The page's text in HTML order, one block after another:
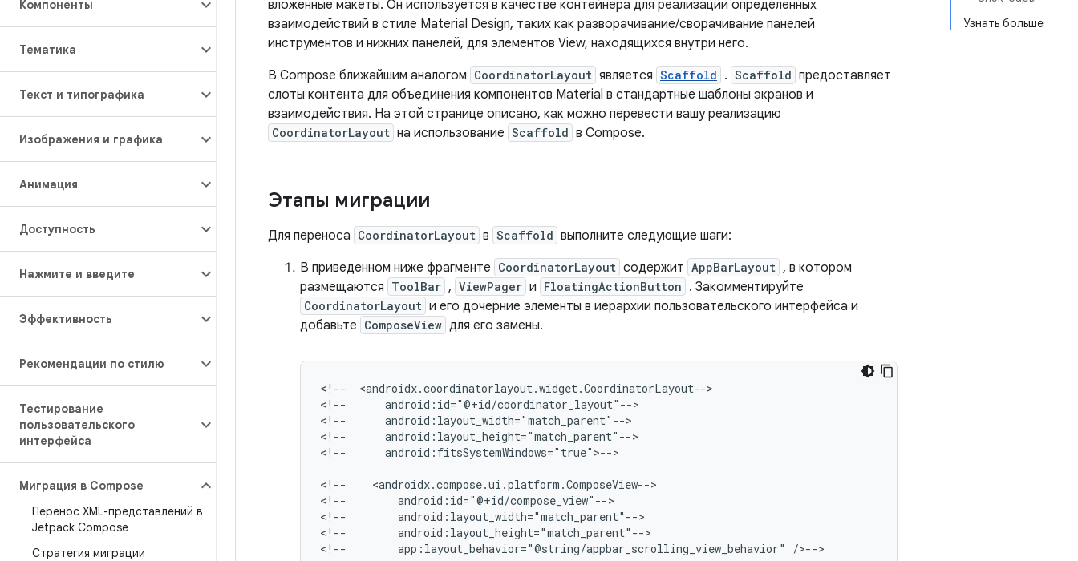
Компоненты
Тематика
Текст и типографика
Изображения и графика
Анимация
Доступность
Нажмите и введите
Эффективность
Рекомендации по стилю
Тестирование
пользовательского
интерфейса
Миграция в Compose
Перенос XML-представлений в
Jetpack Compose
Стратегия миграции
Узнать больше
вложенные макеты. Он используется в качестве контейнера для реализации определенных
взаимодействий в стиле Material Design, таких как разворачивание/сворачивание панелей
инструментов и нижних панелей, для элементов View, находящихся внутри него.
В Compose ближайшим аналогом CoordinatorLayout является Scaffold . Scaffold предоставляет
слоты контента для объединения компонентов Material в стандартные шаблоны экранов и
взаимодействия. На этой странице описано, как можно перевести вашу реализацию
CoordinatorLayout на использование Scaffold в Compose.
Этапы миграции
Для переноса CoordinatorLayout в Scaffold выполните следующие шаги:
В приведенном ниже фрагменте CoordinatorLayout содержит AppBarLayout , в котором
размещаются ToolBar , ViewPager и FloatingActionButton . Закомментируйте
CoordinatorLayout и его дочерние элементы в иерархии пользовательского интерфейса и
добавьте ComposeView для его замены.
<!--
<androidx.coordinatorlayout.widget.CoordinatorLayout-->
<!--
android:id="@+id/coordinator_layout"-->
<!--
android:layout_width="match_parent"-->
<!--
android:layout_height="match_parent"-->
<!--
android:fitsSystemWindows="true">-->
<!--
<androidx.compose.ui.platform.ComposeView-->
<!--
android:id="@+id/compose_view"-->
<!--
android:layout_width="match_parent"-->
<!--
android:layout_height="match_parent"-->
<!--
app:layout_behavior="@string/appbar_scrolling_view_behavior" />-->